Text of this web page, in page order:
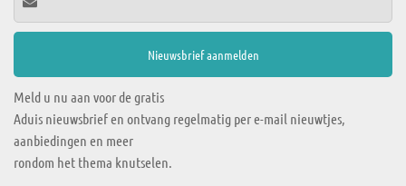
Meld u nu aan voor de gratis
Aduis nieuwsbrief en ontvang regelmatig per e-mail nieuwtjes,
aanbiedingen en meer
rondom het thema knutselen.